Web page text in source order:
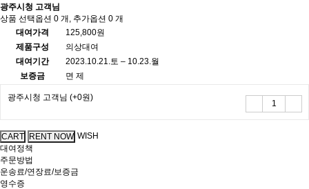
광주시청 고객님
상품 선택옵션 0 개, 추가옵션 0 개
대여가격
125,800원
제품구성
의상대여
대여기간
2023.10.21.토 – 10.23.월
보증금
면 제
광주시청 고객님 (+0원)
WISH
대여정책
주문방법
운송료/연장료/보증금
영수증